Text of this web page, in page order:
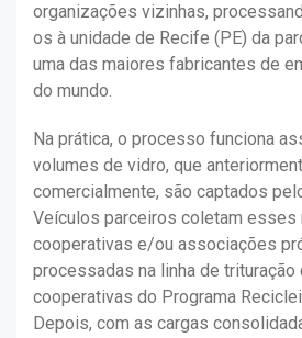
organizações vizinhas,
os à unidade de Recife (PE) da
uma das maiores fabricantes de
do mundo.
Na prática, o processo funciona
volumes de vidro, que
comercialmente, são captados
Veículos parceiros coletam esses
cooperativas e/ou associações
processadas na linha de trituração
cooperativas do Programa
Depois, com as cargas